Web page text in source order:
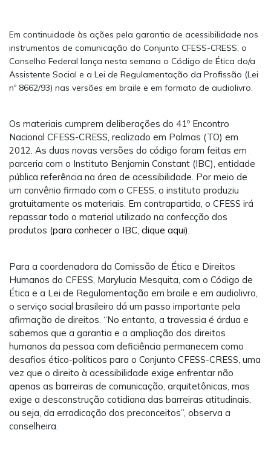
Em continuidade às ações pela garantia de acessibilidade nos
instrumentos de comunicação do Conjunto CFESS-CRESS, o
Conselho Federal lança nesta semana o Código de Ética do/a
Assistente Social e a Lei de Regulamentação da Profissão (Lei
nº 8662/93) nas versões em braile e em formato de audiolivro.
Os materiais cumprem deliberações do 41º Encontro
Nacional CFESS-CRESS, realizado em Palmas (TO) em
2012. As duas novas versões do código foram feitas em
parceria com o Instituto Benjamin Constant (IBC), entidade
pública referência na área de acessibilidade. Por meio de
um convênio firmado com o CFESS, o instituto produziu
gratuitamente os materiais. Em contrapartida, o CFESS irá
repassar todo o material utilizado na confecção dos
produtos (para conhecer o IBC, clique aqui).
Para a coordenadora da Comissão de Ética e Direitos
Humanos do CFESS, Marylucia Mesquita, com o Código de
Ética e a Lei de Regulamentação em braile e em audiolivro,
o serviço social brasileiro dá um passo importante pela
afirmação de direitos. “No entanto, a travessia é árdua e
sabemos que a garantia e a ampliação dos direitos
humanos da pessoa com deficiência permanecem como
desafios ético-políticos para o Conjunto CFESS-CRESS, uma
vez que o direito à acessibilidade exige enfrentar não
apenas as barreiras de comunicação, arquitetônicas, mas
exige a desconstrução cotidiana das barreiras atitudinais,
ou seja, da erradicação dos preconceitos”, observa a
conselheira.